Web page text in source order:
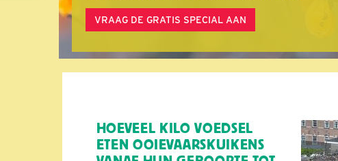
VRAAG DE GRATIS SPECIAL AAN
HOEVEEL KILO VOEDSEL
ETEN OOIEVAARSKUIKENS